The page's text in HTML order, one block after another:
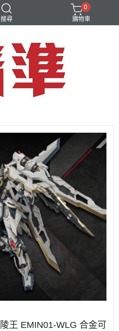
搜尋
0
購物車
王 EMIN01-WLG 合金可